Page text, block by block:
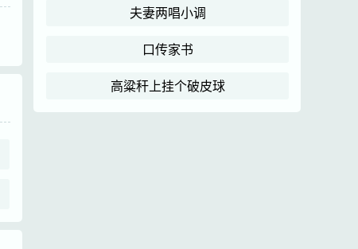
夫妻两唱小调
口传家书
高粱秆上挂个破皮球